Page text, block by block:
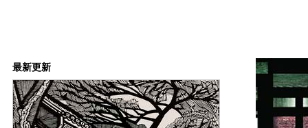
最新更新